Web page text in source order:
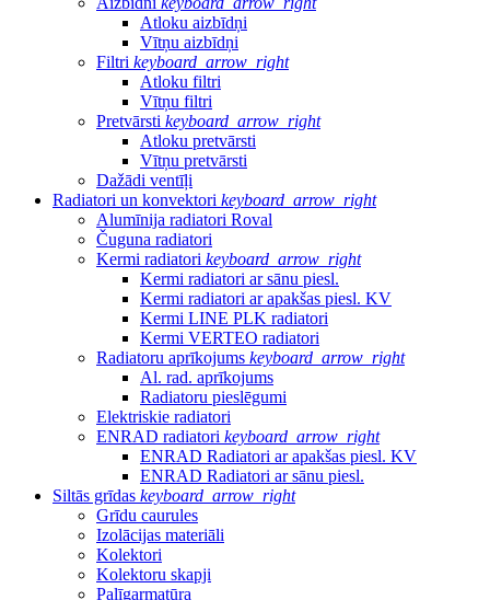
Atloku aizbīdņi
Vītņu aizbīdņi
Filtri keyboard_arrow_right
Atloku filtri
Vītņu filtri
Pretvārsti keyboard_arrow_right
Atloku pretvārsti
Vītņu pretvārsti
Dažādi ventīļi
Radiatori un konvektori keyboard_arrow_right
Alumīnija radiatori Roval
Čuguna radiatori
Kermi radiatori keyboard_arrow_right
Kermi radiatori ar sānu piesl.
Kermi radiatori ar apakšas piesl. KV
Kermi LINE PLK radiatori
Kermi VERTEO radiatori
Radiatoru aprīkojums keyboard_arrow_right
Al. rad. aprīkojums
Radiatoru pieslēgumi
Elektriskie radiatori
ENRAD radiatori keyboard_arrow_right
ENRAD Radiatori ar apakšas piesl. KV
ENRAD Radiatori ar sānu piesl.
Siltās grīdas keyboard_arrow_right
Grīdu caurules
Izolācijas materiāli
Kolektori
Kolektoru skapji
Palīgarmatūra